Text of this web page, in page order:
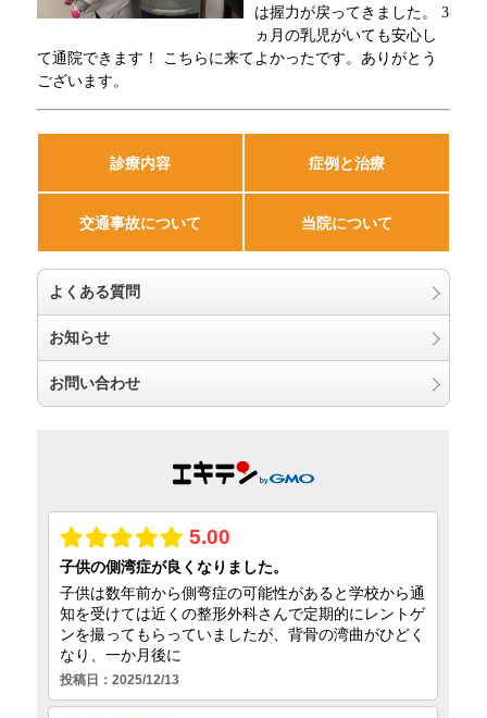
は握力が戻ってきました。 3
ヵ月の乳児がいても安心し
て通院できます！ こちらに来てよかったです。ありがとう
ございます。
診療内容 症例と治療
交通事故について 当院について
よくある質問
お知らせ
お問い合わせ